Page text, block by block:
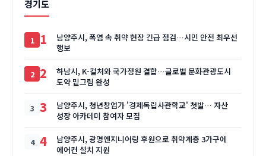
경기도
1
남양주시, 폭염 속 취약 현장 긴급 점검…시민 안전 최우선
행보
2
하남시, K-컬처와 국가정원 결합…글로벌 문화관광도시
도약 밑그림 완성
3
남양주시, 청년창업가 '경제독립사관학교' 첫발… 자산
성장 아카데미 참여자 모집
4
남양주시, 광명엔지니어링 후원으로 취약계층 3가구에
에어컨 설치 지원